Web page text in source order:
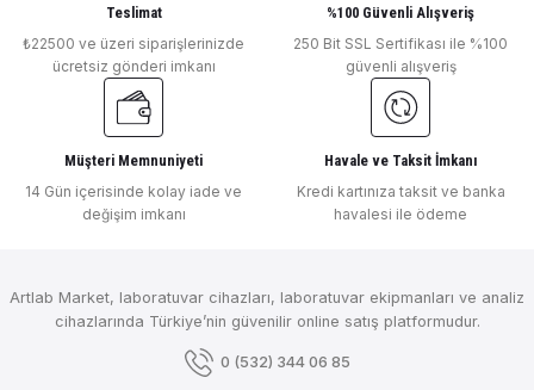
Teslimat
₺22500 ve üzeri siparişlerinizde
ücretsiz gönderi imkanı
%100 Güvenli Alışveriş
250 Bit SSL Sertifikası ile %100
güvenli alışveriş
Müşteri Memnuniyeti
14 Gün içerisinde kolay iade ve
değişim imkanı
Havale ve Taksit İmkanı
Kredi kartınıza taksit ve banka
havalesi ile ödeme
Artlab Market, laboratuvar cihazları, laboratuvar ekipmanları ve analiz
cihazlarında Türkiye’nin güvenilir online satış platformudur.
0 (532) 344 06 85